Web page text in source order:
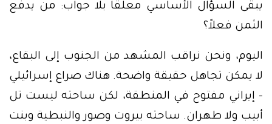
يبقى السؤال الأساسي معلقاً بلا جواب: من يدفع
الثمن فعلاً؟
اليوم، ونحن نراقب المشهد من الجنوب إلى البقاع،
لا يمكن تجاهل حقيقة واضحة. هناك صراع إسرائيلي
– إيراني مفتوح في المنطقة، لكن ساحته ليست تل
أبيب ولا طهران. ساحته بيروت وصور والنبطية وبنت